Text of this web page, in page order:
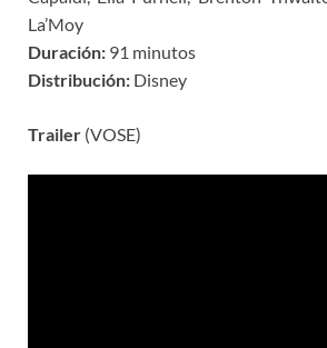
La’Moy
Duración: 91 minutos
Distribución: Disney
Trailer (VOSE)